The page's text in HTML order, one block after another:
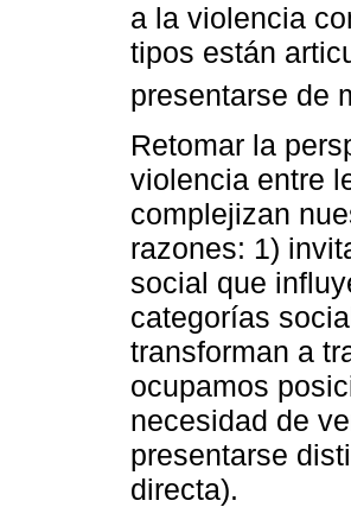
a la violencia
tipos están
presentarse de
Retomar la
violencia entre
complejizan
razones: 1)
social que
categorías
transforman a
ocupamos
necesidad de
presentarse
directa).